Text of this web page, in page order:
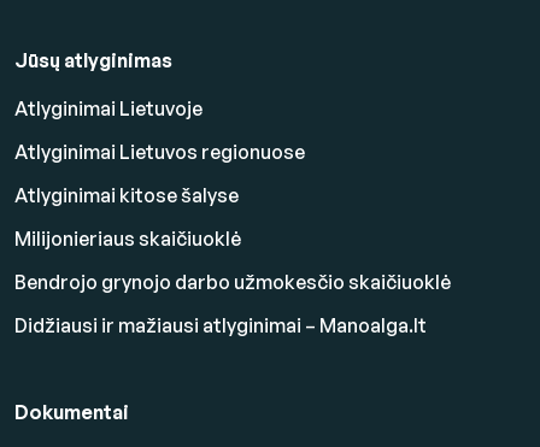
Jūsų atlyginimas
Atlyginimai Lietuvoje
Atlyginimai Lietuvos regionuose
Atlyginimai kitose šalyse
Milijonieriaus skaičiuoklė
Bendrojo grynojo darbo užmokesčio skaičiuoklė
Didžiausi ir mažiausi atlyginimai – Manoalga.lt
Dokumentai